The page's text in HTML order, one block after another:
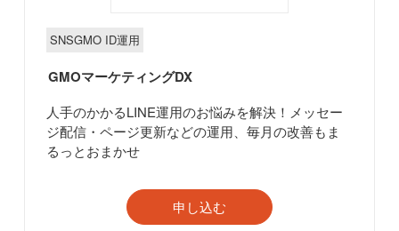
SNSGMO ID運用
GMOマーケティングDX
人手のかかるLINE運用のお悩みを解決！メッセー
ジ配信・ページ更新などの運用、毎月の改善もま
るっとおまかせ
申し込む